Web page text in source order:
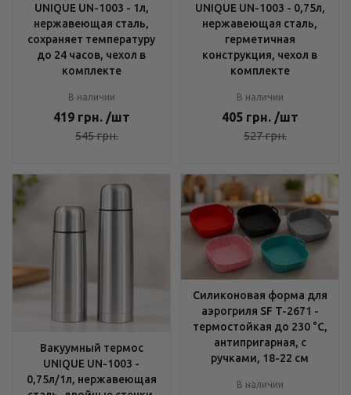
UNIQUE UN-1003 - 1л,
нержавеющая сталь,
сохраняет температуру
до 24 часов, чехол в
комплекте
В наличии
419 грн. /шт
545грн.
UNIQUE UN-1003 - 0,75л,
нержавеющая сталь,
герметичная
конструкция, чехол в
комплекте
В наличии
405 грн. /шт
527грн.
Вакуумный термос
UNIQUE UN-1003 -
0,75л/1л, нержавеющая
Силиконовая форма для
аэрогриля SF T-2671 -
термостойкая до 230 °C,
антипригарная, с
ручками, 18-22 см
В наличии